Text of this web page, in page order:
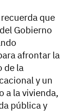
que
Gobierno
afrontar la
de la
y un
a la vivienda,
pública y